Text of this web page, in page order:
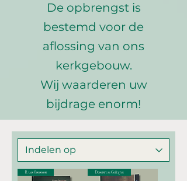
De opbrengst is
bestemd voor de
aflossing van ons
kerkgebouw.
Wij waarderen uw
bijdrage enorm!
R. van Ommeren Dominicus Goltzius